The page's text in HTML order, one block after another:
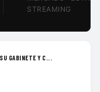
STREAMING
GABINETE Y C...